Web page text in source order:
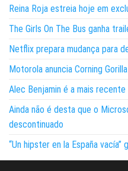
Reina Roja estreia hoje em
The Girls On The Bus ganha
Netflix prepara mudança para
Motorola anuncia Corning
Alec Benjamin é a mais recente
Ainda não é desta que o
descontinuado
“Un hipster en la España